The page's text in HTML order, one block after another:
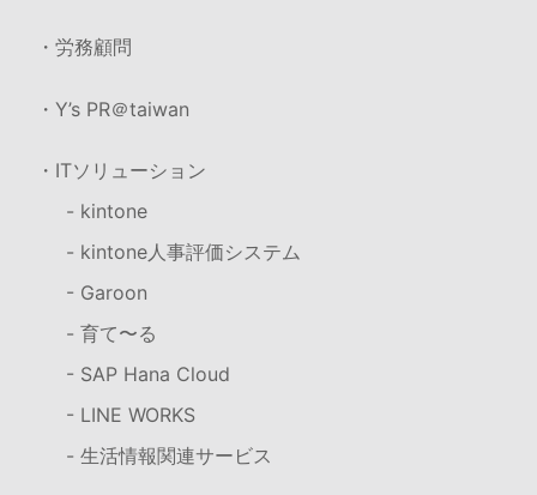
・労務顧問
・Y’s PR＠taiwan
・ITソリューション
- kintone
- kintone人事評価システム
- Garoon
- 育て〜る
- SAP Hana Cloud
- LINE WORKS
- 生活情報関連サービス